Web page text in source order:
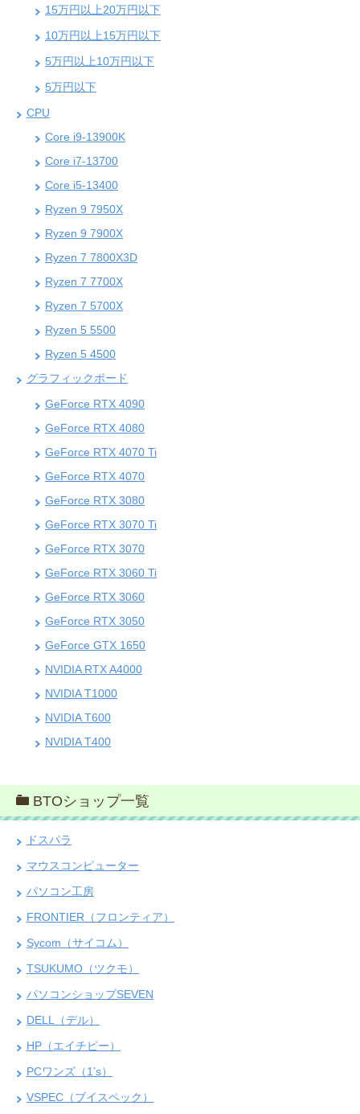
15万円以上20万円以下
10万円以上15万円以下
5万円以上10万円以下
5万円以下
CPU
Core i9-13900K
Core i7-13700
Core i5-13400
Ryzen 9 7950X
Ryzen 9 7900X
Ryzen 7 7800X3D
Ryzen 7 7700X
Ryzen 7 5700X
Ryzen 5 5500
Ryzen 5 4500
グラフィックボード
GeForce RTX 4090
GeForce RTX 4080
GeForce RTX 4070 Ti
GeForce RTX 4070
GeForce RTX 3080
GeForce RTX 3070 Ti
GeForce RTX 3070
GeForce RTX 3060 Ti
GeForce RTX 3060
GeForce RTX 3050
GeForce GTX 1650
NVIDIA RTX A4000
NVIDIA T1000
NVIDIA T600
NVIDIA T400
BTOショップ一覧
ドスパラ
マウスコンピューター
パソコン工房
FRONTIER（フロンティア）
Sycom（サイコム）
TSUKUMO（ツクモ）
パソコンショップSEVEN
DELL（デル）
HP（エイチピー）
PCワンズ（1’s）
VSPEC（ブイスペック）